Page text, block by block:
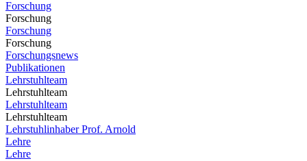
Forschung
Forschung
Forschung
Forschung
Forschungsnews
Publikationen
Lehrstuhlteam
Lehrstuhlteam
Lehrstuhlteam
Lehrstuhlteam
Lehrstuhlinhaber Prof. Arnold
Lehre
Lehre